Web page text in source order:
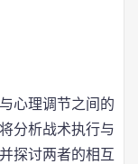
心理调节之间的
分析战术执行与
探讨两者的相互